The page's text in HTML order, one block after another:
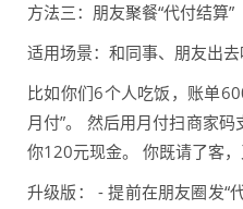
方法三：朋友聚餐“代付结算”
适用场景：和同事、朋友出去
比如你们6个人吃饭，账单
月付”。 然后用月付扫商家
你120元现金。 你既请了客，
升级版： - 提前在朋友圈发“